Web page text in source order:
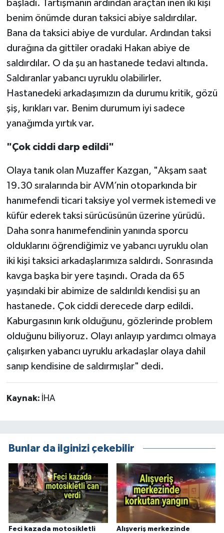
başladı. Tartışmanın ardından araçtan inen iki kişi
benim önümde duran taksici abiye saldırdılar.
Bana da taksici abiye de vurdular. Ardından taksi
durağına da gittiler oradaki Hakan abiye de
saldırdılar. O da şu an hastanede tedavi altında.
Saldıranlar yabancı uyruklu olabilirler.
Hastanedeki arkadaşımızın da durumu kritik, gözü
şiş, kırıkları var. Benim durumum iyi sadece
yanağımda yırtık var.
"Çok ciddi darp edildi"
Olaya tanık olan Muzaffer Kazgan, "Akşam saat
19.30 sıralarında bir AVM’nin otoparkında bir
hanımefendi ticari taksiye yol vermek istemedi ve
küfür ederek taksi sürücüsünün üzerine yürüdü.
Daha sonra hanımefendinin yanında sporcu
olduklarını öğrendiğimiz ve yabancı uyruklu olan
iki kişi taksici arkadaşlarımıza saldırdı. Sonrasında
kavga başka bir yere taşındı. Orada da 65
yaşındaki bir abimize de saldırıldı kendisi şu an
hastanede. Çok ciddi derecede darp edildi.
Kaburgasının kırık olduğunu, gözlerinde problem
olduğunu biliyoruz. Olayı anlayıp yardımcı olmaya
çalışırken yabancı uyruklu arkadaşlar olaya dahil
sanıp kendisine de saldırmışlar" dedi.
Kaynak: İHA
Bunlar da ilginizi çekebilir
Feci kazada motosikletli Alışveriş merkezinde